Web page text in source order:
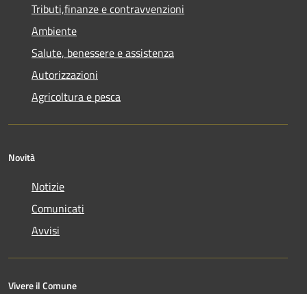
Tributi,finanze e contravvenzioni
Ambiente
Salute, benessere e assistenza
Autorizzazioni
Agricoltura e pesca
Novità
Notizie
Comunicati
Avvisi
Vivere il Comune